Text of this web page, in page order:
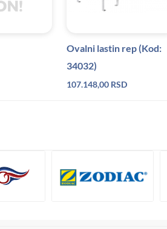
Ovalni lastin rep (Kod:
34032)
107.148,00 RSD